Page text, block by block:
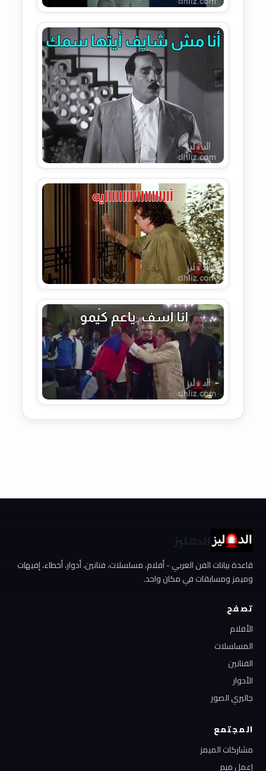
الدهليز
قاعدة بيانات الفن العربي - أفلام، مسلسلات، فنانين، أدوار، أخطاء، إفيهات
وميمز ومسابقات في مكان واحد.
تصفح
الأفلام
المسلسلات
الفنانين
الأدوار
جاليري الصور
المجتمع
مشاركات الميمز
إعمل ميم